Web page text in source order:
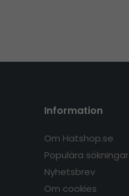
Information
Om Hatshop.se
Populära sökningar
Nyhetsbrev
Om cookies